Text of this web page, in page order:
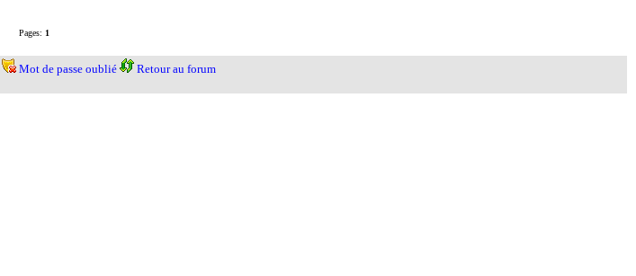
Pages: 1
Mot de passe oublié Retour au forum